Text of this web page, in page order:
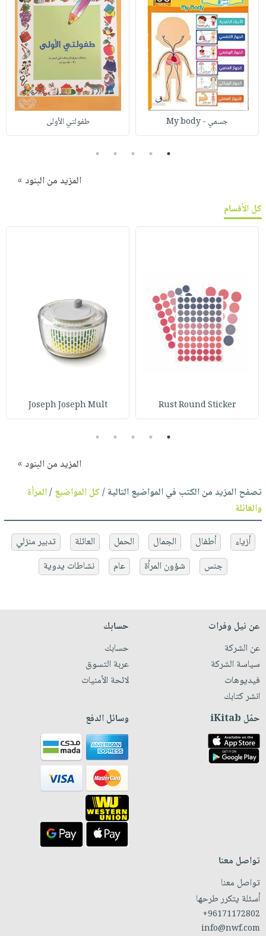
جسمي - My body طفولتي الأولى
1
2
3
4
5
المزيد من البنود »
كل الأقسام
Rust Round Sticker
Joseph Joseph Mult
1
2
3
4
5
المزيد من البنود »
تصفح المزيد من الكتب في المواضيع التالية /كل المواضيع/المرأة
والعائلة
أزياء أطفال الجمال الحمل العائلة
تدبير منزلي
جنس
شؤون المرأة عام نشاطات يدوية
عن نيل وفرات
عن الشركة
سياسة الشركة
فيديوهات
انشر كتابك
حسابك
حسابك
عربة التسوق
لائحة الأمنيات
حمّل iKitab وسائل الدفع
تواصل معنا
تواصل معنا
أسئلة يتكرر طرحها
+96171172802
info@nwf.com